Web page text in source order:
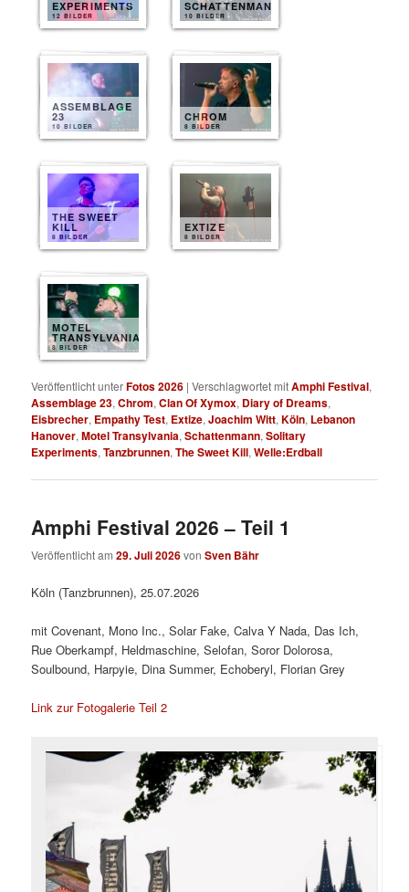
EXPERIMENTS
12 BILDER
SCHATTENMANN
10 BILDER
ASSEMBLAGE
23
10 BILDER
CHROM
8 BILDER
THE SWEET
KILL
8 BILDER
EXTIZE
8 BILDER
MOTEL
TRANSYLVANIA
8 BILDER
Veröffentlicht unterFotos 2026 |Verschlagwortet mitAmphi Festival,
Assemblage 23,Chrom,Clan Of Xymox, Diary of Dreams,
Eisbrecher, Empathy Test, Extize,Joachim Witt,Köln, Lebanon
Hanover,Motel Transylvania,Schattenmann,Solitary
Experiments,Tanzbrunnen,The Sweet Kill,Welle:Erdball
Amphi Festival 2026 – Teil 1
Veröffentlicht am29. Juli 2026vonSven Bähr
Köln (Tanzbrunnen), 25.07.2026
mit Covenant, Mono Inc., Solar Fake, Calva Y Nada, Das Ich,
Rue Oberkampf, Heldmaschine, Selofan, Soror Dolorosa,
Soulbound, Harpyie, Dina Summer, Echoberyl, Florian Grey
Link zur Fotogalerie Teil 2